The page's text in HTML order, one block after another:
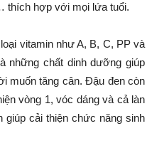
thích hợp với mọi lứa tuổi.
vitamin như A, B, C, PP và
những chất dinh dưỡng giúp
muốn tăng cân. Đậu đen còn
vòng 1, vóc dáng và cả làn
giúp cải thiện chức năng sinh